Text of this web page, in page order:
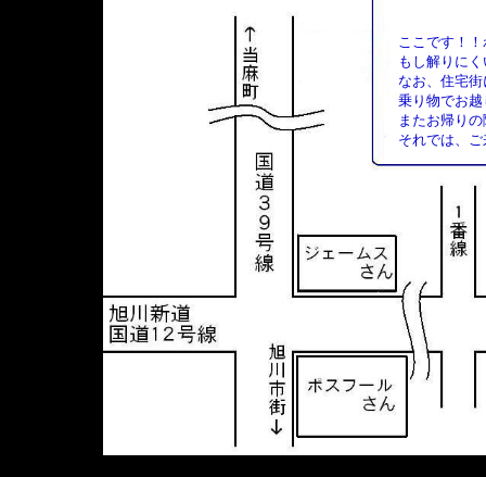
ここです！
もし解りに
なお、住宅
乗り物でお
またお帰り
それでは、